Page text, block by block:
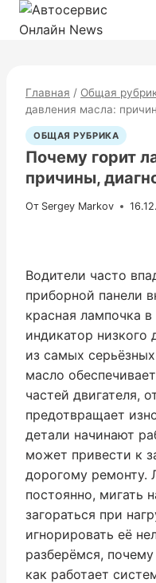
Перейти
Главная / Общая
давления масла:
ОБЩАЯ РУБРИКА
Почему горит
причины,
От Sergey Markov
Водители часто
приборной панели
красная лампочка
индикатор низкого
из самых
масло
частей двигателя,
предотвращает
детали начинают
может привести к
дорогому ремонту.
постоянно, мигать
загораться при
игнорировать её
разберёмся,
как работает